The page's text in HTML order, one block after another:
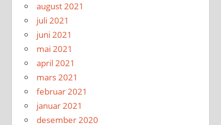
august 2021
juli 2021
juni 2021
mai 2021
april 2021
mars 2021
februar 2021
januar 2021
desember 2020